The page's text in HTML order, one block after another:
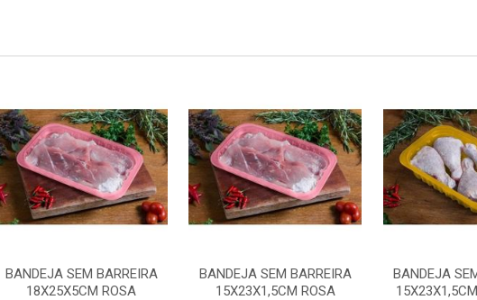
BANDEJA SEM BARREIRA
18X25X5CM ROSA
BANDEJA SEM BARREIRA
15X23X1,5CM ROSA
BANDEJA